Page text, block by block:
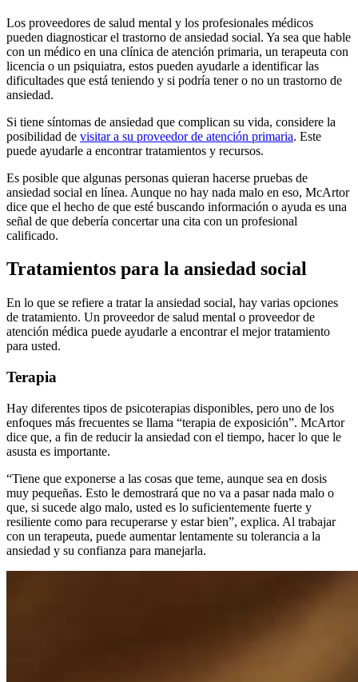
Los proveedores de salud mental y los profesionales médicos
pueden diagnosticar el trastorno de ansiedad social. Ya sea que hable
con un médico en una clínica de atención primaria, un terapeuta con
licencia o un psiquiatra, estos pueden ayudarle a identificar las
dificultades que está teniendo y si podría tener o no un trastorno de
ansiedad.
Si tiene síntomas de ansiedad que complican su vida, considere la
posibilidad de visitar a su proveedor de atención primaria. Este
puede ayudarle a encontrar tratamientos y recursos.
Es posible que algunas personas quieran hacerse pruebas de
ansiedad social en línea. Aunque no hay nada malo en eso, McArtor
dice que el hecho de que esté buscando información o ayuda es una
señal de que debería concertar una cita con un profesional
calificado.
Tratamientos para la ansiedad social
En lo que se refiere a tratar la ansiedad social, hay varias opciones
de tratamiento. Un proveedor de salud mental o proveedor de
atención médica puede ayudarle a encontrar el mejor tratamiento
para usted.
Terapia
Hay diferentes tipos de psicoterapias disponibles, pero uno de los
enfoques más frecuentes se llama “terapia de exposición”. McArtor
dice que, a fin de reducir la ansiedad con el tiempo, hacer lo que le
asusta es importante.
“Tiene que exponerse a las cosas que teme, aunque sea en dosis
muy pequeñas. Esto le demostrará que no va a pasar nada malo o
que, si sucede algo malo, usted es lo suficientemente fuerte y
resiliente como para recuperarse y estar bien”, explica. Al trabajar
con un terapeuta, puede aumentar lentamente su tolerancia a la
ansiedad y su confianza para manejarla.